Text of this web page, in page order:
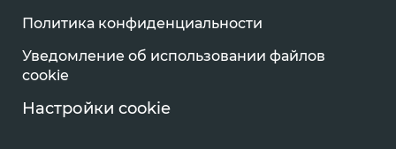
Политика конфиденциальности
Уведомление об использовании файлов
cookie
Настройки cookie